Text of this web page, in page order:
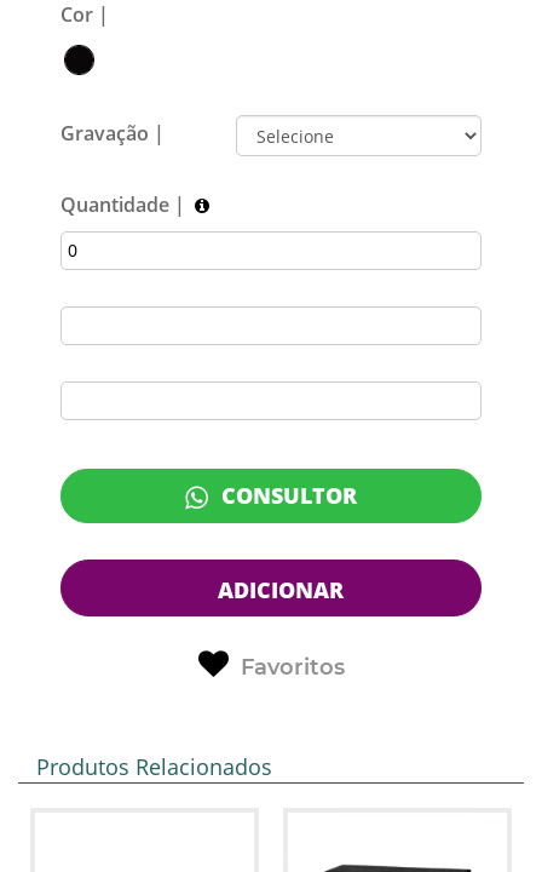
Cor |
Gravação |
Quantidade |
CONSULTOR
ADICIONAR
Favoritos
Produtos Relacionados